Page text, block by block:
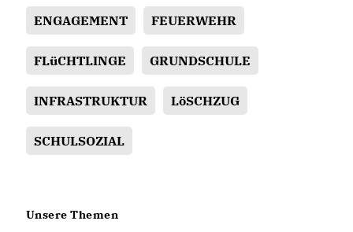
ENGAGEMENT FEUERWEHR
FLüCHTLINGE GRUNDSCHULE
INFRASTRUKTUR LöSCHZUG
SCHULSOZIAL
Unsere Themen